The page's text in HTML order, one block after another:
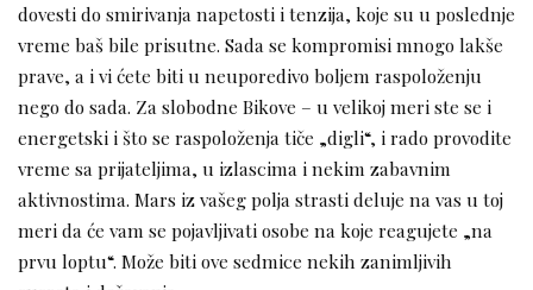
dovesti do smirivanja napetosti i tenzija, koje su u poslednje
vreme baš bile prisutne. Sada se kompromisi mnogo lakše
prave, a i vi ćete biti u neuporedivo boljem raspoloženju
nego do sada. Za slobodne Bikove – u velikoj meri ste se i
energetski i što se raspoloženja tiče „digli“, i rado provodite
vreme sa prijateljima, u izlascima i nekim zabavnim
aktivnostima. Mars iz vašeg polja strasti deluje na vas u toj
meri da će vam se pojavljivati osobe na koje reagujete „na
prvu loptu“. Može biti ove sedmice nekih zanimljivih